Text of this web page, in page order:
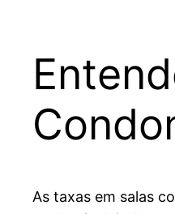
As taxas em salas